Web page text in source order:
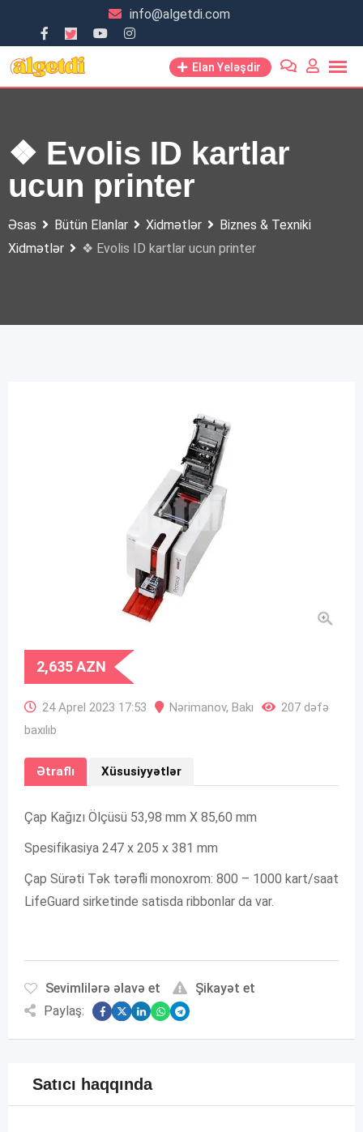
content
info@algetdi.com
Elan Yeləşdir
❖ Evolis ID kartlar
ucun printer
Əsas Bütün Elanlar Xidmətlər
Biznes & Texniki
Xidmətlər
❖ Evolis ID kartlar ucun printer
2,635AZN
24 Aprel 2023 17:53 Nərimanov, Bakı
207 dəfə
baxılıb
Ətraflı Xüsusiyyətlər
Çap Kağızı Ölçüsü 53,98 mm X 85,60 mm
Spesifikasiya 247 x 205 x 381 mm
Çap Sürəti Tək tərəfli monoxrom: 800 – 1000 kart/saat
LifeGuard sirketinde satisda ribbonlar da var.
Sevimlilərə əlavə et
Şikayət et
Paylaş:
Satıcı haqqında